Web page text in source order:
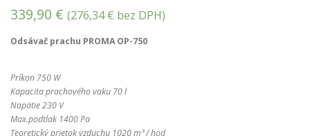
339,90 € (276,34€ bez DPH)
Odsávač prachu PROMA OP-750
Príkon 750 W
Kapacita prachového vaku 70 l
Napätie 230 V
Max.podtlak 1400 Pa
Teoretický prietok vzduchu 1020 m³ / hod